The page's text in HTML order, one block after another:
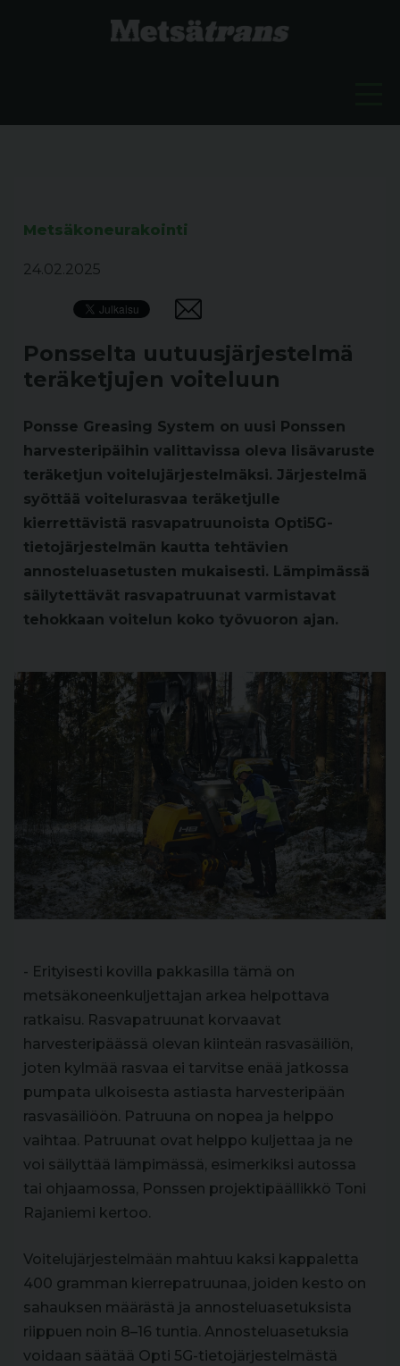
Metsäkoneurakointi
24.02.2025
Ponsselta uutuusjärjestelmä
teräketjujen voiteluun
Ponsse Greasing System on uusi Ponssen
harvesteripäihin valittavissa oleva lisävaruste
teräketjun voitelujärjestelmäksi. Järjestelmä
syöttää voitelurasvaa teräketjulle
kierrettävistä rasvapatruunoista Opti5G-
tietojärjestelmän kautta tehtävien
annosteluasetusten mukaisesti. Lämpimässä
säilytettävät rasvapatruunat varmistavat
tehokkaan voitelun koko työvuoron ajan.
- Erityisesti kovilla pakkasilla tämä on
metsäkoneenkuljettajan arkea helpottava
ratkaisu. Rasvapatruunat korvaavat
harvesteripäässä olevan kiinteän rasvasäiliön,
joten kylmää rasvaa ei tarvitse enää jatkossa
pumpata ulkoisesta astiasta harvesteripään
rasvasäiliöön. Patruuna on nopea ja helppo
vaihtaa. Patruunat ovat helppo kuljettaa ja ne
voi säilyttää lämpimässä, esimerkiksi autossa
tai ohjaamossa, Ponssen projektipäällikkö Toni
Rajaniemi kertoo.
Voitelujärjestelmään mahtuu kaksi kappaletta
400 gramman kierrepatruunaa, joiden kesto on
sahauksen määrästä ja annosteluasetuksista
riippuen noin 8–16 tuntia. Annosteluasetuksia
voidaan säätää Opti 5G-tietojärjestelmästä